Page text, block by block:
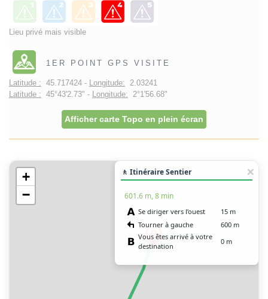
Lieu privé mais visible
1ER POINT GPS VISITE
Latitude : 45.717424 - Longitude: 2.03241
Latitude : 45°43'2.73" - Longitude: 2°1'56.68"
Afficher carte Topo en plein écran
+
−
🚶 Itinéraire Sentier
601.6 m, 8 min
Se diriger vers l’ouest
15 m
Tourner à gauche
600 m
Vous êtes arrivé à votre
destination
0 m